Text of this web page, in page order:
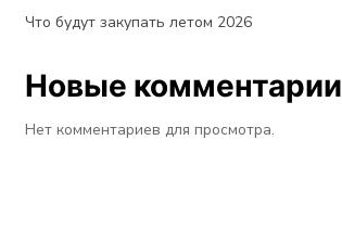
Что будут закупать летом 2026
Новые комментарии
Нет комментариев для просмотра.